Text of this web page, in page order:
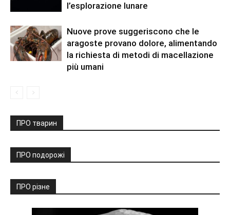
l’esplorazione lunare
Nuove prove suggeriscono che le
aragoste provano dolore, alimentando
la richiesta di metodi di macellazione
più umani
ПРО тварин
ПРО подорожі
ПРО різне